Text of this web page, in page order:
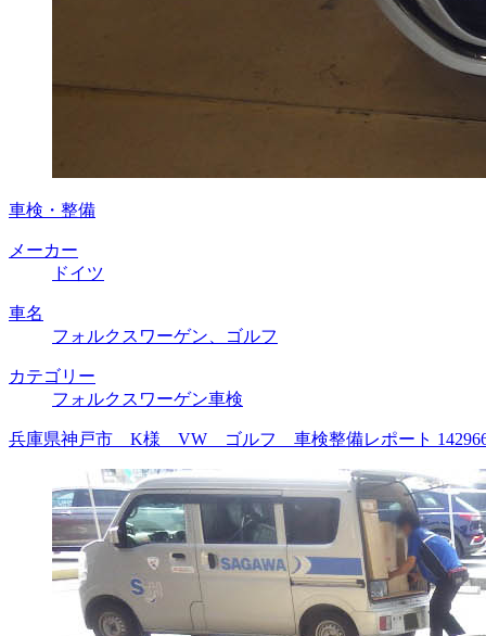
車検・整備
メーカー
ドイツ
車名
フォルクスワーゲン、ゴルフ
カテゴリー
フォルクスワーゲン車検
兵庫県神戸市 K様 VW ゴルフ 車検整備レポート 142966